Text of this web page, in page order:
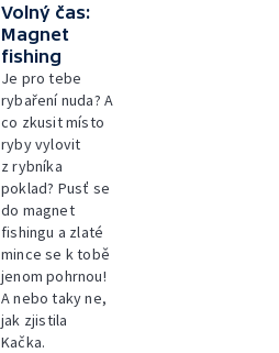
Volný čas:
Magnet
fishing
Je pro tebe
rybaření nuda? A
co zkusit místo
ryby vylovit
z rybníka
poklad? Pusť se
do magnet
fishingu a zlaté
mince se k tobě
jenom pohrnou!
A nebo taky ne,
jak zjistila
Kačka.